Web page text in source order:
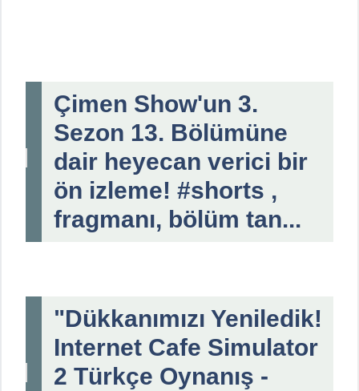
Çimen Show'un 3.
Sezon 13. Bölümüne
dair heyecan verici bir
ön izleme! #shorts ,
fragmanı, bölüm tan...
"Dükkanımızı Yeniledik!
Internet Cafe Simulator
2 Türkçe Oynanış -